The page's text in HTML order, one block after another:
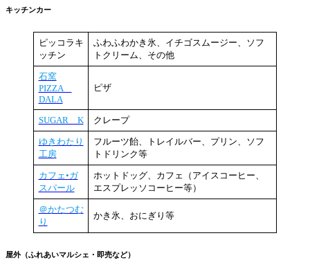
キッチンカー
ピッコラキ
ッチン
ふわふわかき氷、イチゴスムージー、ソフ
トクリーム、その他
石窯
PIZZA
DALA
ピザ
SUGAR K クレープ
ゆきわたり
工房
フルーツ飴、トレイルバー、プリン、ソフ
トドリンク等
カフェ•ガ
スパール
ホットドッグ、カフェ（アイスコーヒー、
エスプレッソコーヒー等）
＠かたつむ
り
かき氷、おにぎり等
屋外（ふれあいマルシェ・即売など）